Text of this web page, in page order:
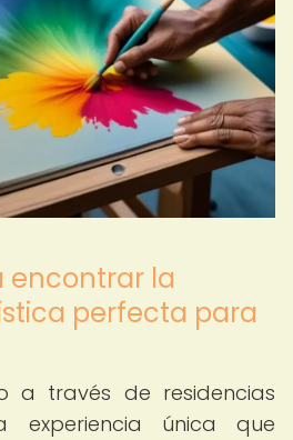
encontrar la
perfecta para
a través de residencias
experiencia única que